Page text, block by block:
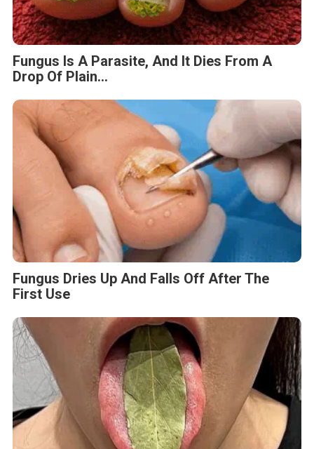
Fungus Is A Parasite, And It Dies From A
Drop Of Plain...
Fungus Dries Up And Falls Off After The
First Use